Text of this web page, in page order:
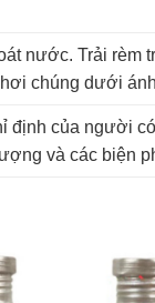
nước. Trải rèm
chúng dưới
định của người
và các biện